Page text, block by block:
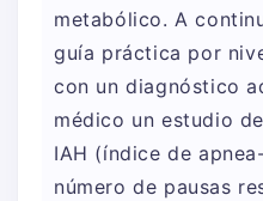
metabólico. A
guía práctica por
con un diagnóstico
médico un estudio
IAH (índice de
número de pausas